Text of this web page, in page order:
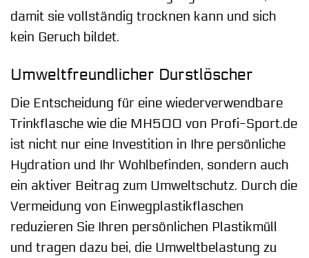
damit sie vollständig trocknen kann und sich
kein Geruch bildet.
Umweltfreundlicher Durstlöscher
Die Entscheidung für eine wiederverwendbare
Trinkflasche wie die MH500 von Profi-Sport.de
ist nicht nur eine Investition in Ihre persönliche
Hydration und Ihr Wohlbefinden, sondern auch
ein aktiver Beitrag zum Umweltschutz. Durch die
Vermeidung von Einwegplastikflaschen
reduzieren Sie Ihren persönlichen Plastikmüll
und tragen dazu bei, die Umweltbelastung zu